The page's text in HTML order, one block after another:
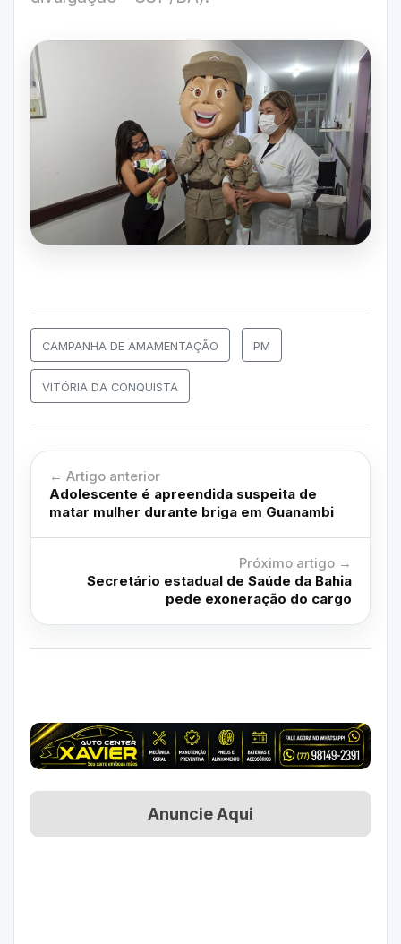
CAMPANHA DE AMAMENTAÇÃO PM
VITÓRIA DA CONQUISTA
← Artigo anterior
Adolescente é apreendida suspeita de
matar mulher durante briga em Guanambi
Próximo artigo →
Secretário estadual de Saúde da Bahia
pede exoneração do cargo
Anuncie Aqui